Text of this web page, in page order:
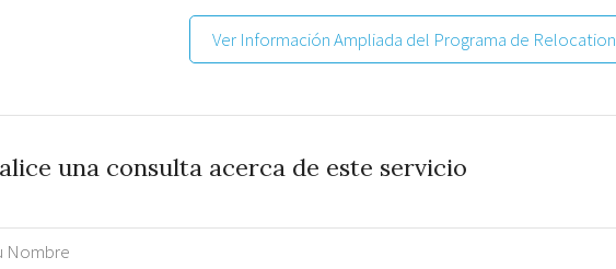
Ver Información Ampliada del Programa de Relocation
una consulta acerca de este servicio